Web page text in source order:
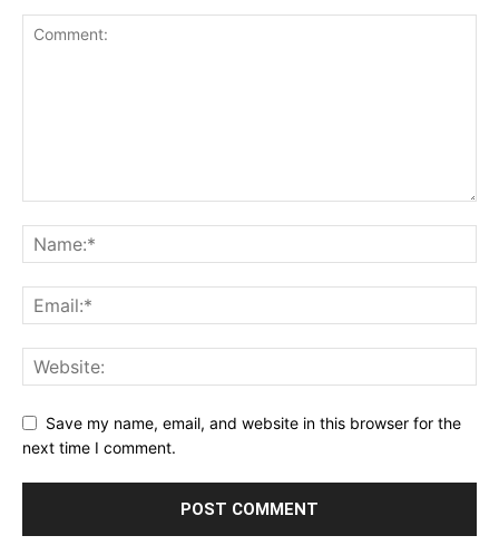
Save my name, email, and website in this browser for the
next time I comment.